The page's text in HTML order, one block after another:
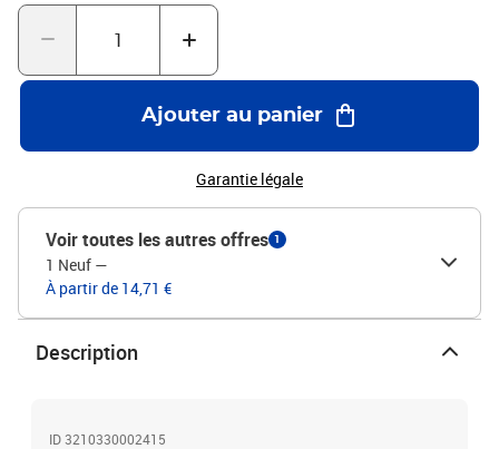
Ajouter au panier
Garantie légale
Voir toutes les autres offres 1
1 Neuf —
À partir de 14,71 €
Description
ID 3210330002415